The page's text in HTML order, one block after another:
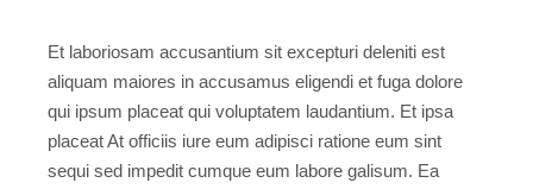
Et laboriosam accusantium sit excepturi deleniti est
aliquam maiores in accusamus eligendi et fuga dolore
qui ipsum placeat qui voluptatem laudantium. Et ipsa
placeat At officiis iure eum adipisci ratione eum sint
sequi sed impedit cumque eum labore galisum. Ea